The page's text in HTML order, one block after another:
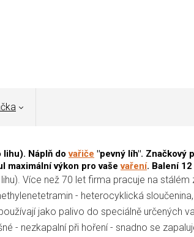
lihu). Náplň dovařiče "pevný líh". Značkový
maximální výkon pro vaševaření. Balení
Více než 70 let firma pracuje na
- heterocyklická
jako palivo do speciálně určených
- nezkapalní při hoření - snadno se